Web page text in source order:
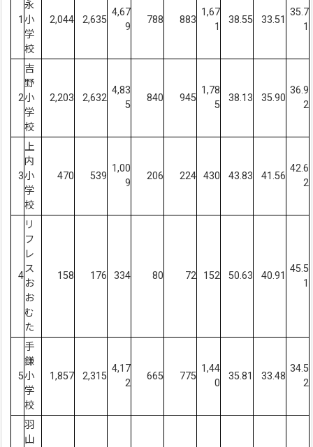
1
永
小
学
校
2,044 2,635
4,67
9
788 883
1,67
1
38.55 33.51
35.7
1
2
吉
野
小
学
校
2,203 2,632
4,83
5
840 945
1,78
5
38.13 35.90
36.9
2
3
上
内
小
学
校
470 539
1,00
9
206 224 430 43.83 41.56
42.6
2
4
リ
フ
レ
ス
お
お
む
た
158 176 334 80 72 152 50.63 40.91
45.5
1
5
手
鎌
小
学
校
1,857 2,315
4,17
2
665 775
1,44
0
35.81 33.48
34.5
2
羽
山